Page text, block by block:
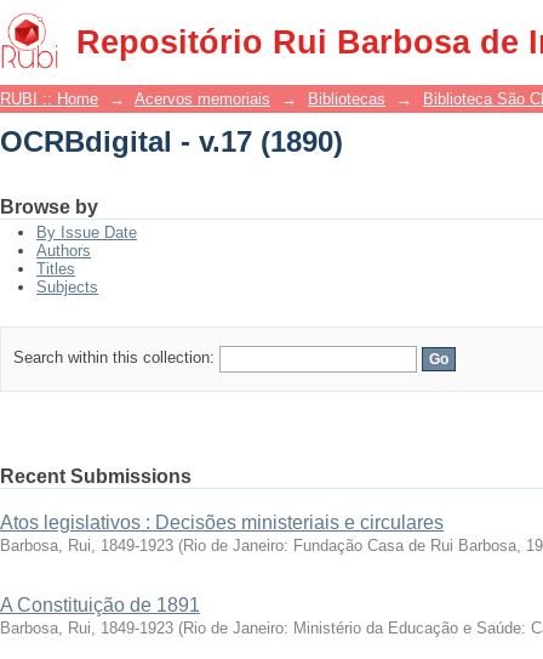
Repositório Rui Barbosa de
OCRBdigital - v.17 (1890)
RUBI :: Home → Acervos memoriais → Bibliotecas → Biblioteca São
OCRBdigital - v.17 (1890)
Browse by
By Issue Date
Authors
Titles
Subjects
Search within this collection:
Recent Submissions
Atos legislativos : Decisões ministeriais e circulares
Barbosa, Rui, 1849-1923 (Rio de Janeiro: Fundação Casa de Rui Barbosa,
A Constituição de 1891
Barbosa, Rui, 1849-1923 (Rio de Janeiro: Ministério da Educação e Saúde: